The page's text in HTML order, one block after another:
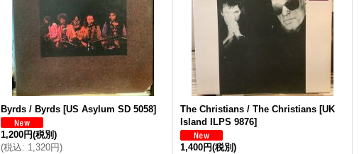
Byrds / Byrds [US Asylum SD 5058]
1,200円(税別)
(税込: 1,320円)
The Christians / The Christians [UK
Island ILPS 9876]
1,400円(税別)